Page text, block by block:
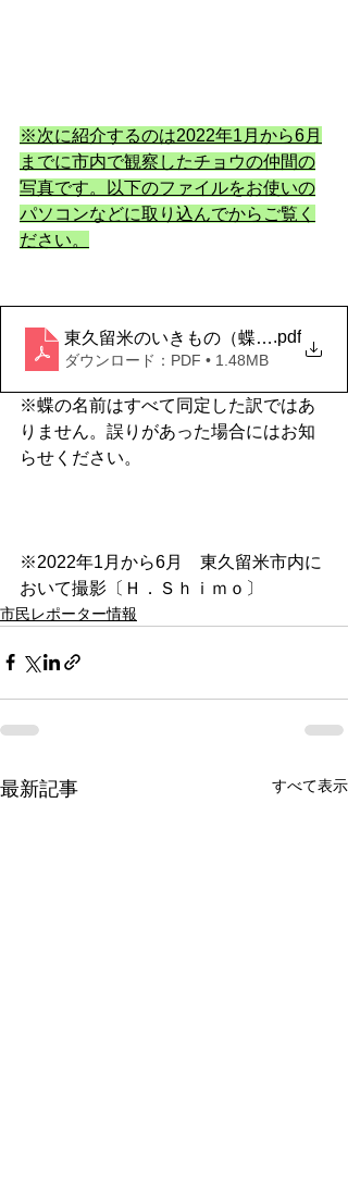
※次に紹介するのは2022年1月から6月
までに市内で観察したチョウの仲間の
写真です。以下のファイルをお使いの
パソコンなどに取り込んでからご覧く
ださい。
東久留米のいきもの（蝶の仲間）1
.pdf
ダウンロード：PDF • 1.48MB
※蝶の名前はすべて同定した訳ではあ
りません。誤りがあった場合にはお知
らせください。
※2022年1月から6月　東久留米市内に
おいて撮影〔Ｈ．Ｓｈｉｍｏ〕
市民レポーター情報
最新記事 すべて表示